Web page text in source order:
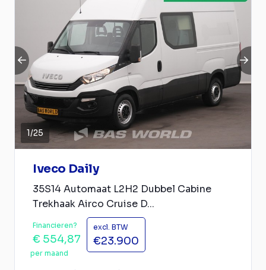
1/25
Iveco Daily
35S14 Automaat L2H2 Dubbel Cabine
Trekhaak Airco Cruise D...
Financieren?
€ 554,87
per maand
excl. BTW
€23.900